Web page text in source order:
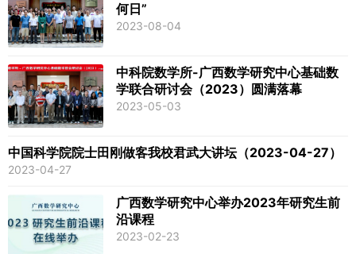
何日”
2023-08-04
中科院数学所-广西数学研究中心基础数
学联合研讨会（2023）圆满落幕
2023-05-03
中国科学院院士田刚做客我校君武大讲坛（2023-04-27）
2023-04-27
广西数学研究中心举办2023年研究生前
沿课程
2023-02-23